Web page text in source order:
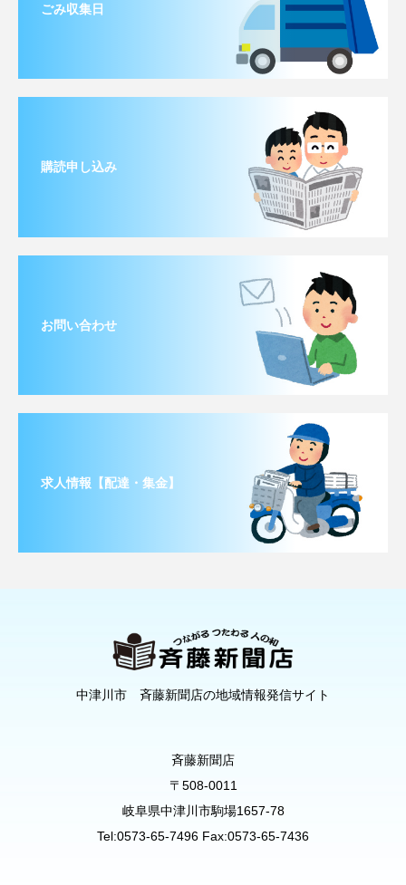
ごみ収集日
購読申し込み
お問い合わせ
求人情報【配達・集金】
中津川市 斉藤新聞店の地域情報発信サイト
斉藤新聞店
〒508-0011
岐阜県中津川市駒場1657-78
Tel:0573-65-7496 Fax:0573-65-7436